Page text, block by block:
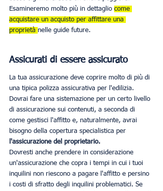
Esamineremo molto più in dettaglio come
acquistare un acquisto per affittare una
proprietà nelle guide future.
Assicurati di essere assicurato
La tua assicurazione deve coprire molto di più di
una tipica polizza assicurativa per l'edilizia.
Dovrai fare una sistemazione per un certo livello
di assicurazione sui contenuti, a seconda di
come gestisci l'affitto e, naturalmente, avrai
bisogno della copertura specialistica per
l'assicurazione del proprietario.
Dovresti anche prendere in considerazione
un'assicurazione che copra i tempi in cui i tuoi
inquilini non riescono a pagare l'affitto e persino
i costi di sfratto degli inquilini problematici. Se